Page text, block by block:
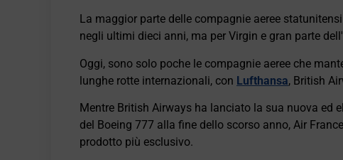
La maggior parte delle compagnie aeree
negli ultimi dieci anni, ma per Virgin e gran parte
Oggi, sono solo poche le compagnie aeree che
lunghe rotte internazionali, con Lufthansa, British
Mentre British Airways ha lanciato la sua nuova ed
del Boeing 777 alla fine dello scorso anno, Air
prodotto più esclusivo.